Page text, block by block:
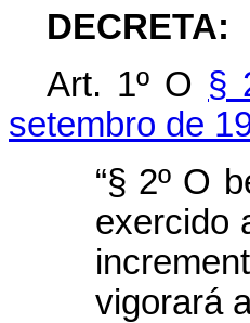
DECRETA:
Art. 1º O §
setembro de
“§ 2º O
exercido
vigorará